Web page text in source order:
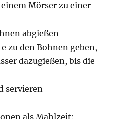
Mörser zu einer
abgießen
zu den Bohnen geben,
dazugießen, bis die
servieren
als Mahlzeit: